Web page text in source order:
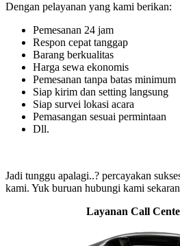
Dengan pelayanan yang kami berikan:
Pemesanan 24 jam
Respon cepat tanggap
Barang berkualitas
Harga sewa ekonomis
Pemesanan tanpa batas minimum
Siap kirim dan setting langsung
Siap survei lokasi acara
Pemasangan sesuai permintaan
Dll.
Jadi tunggu apalagi..? percayakan
kami. Yuk buruan hubungi kami
Layanan Call